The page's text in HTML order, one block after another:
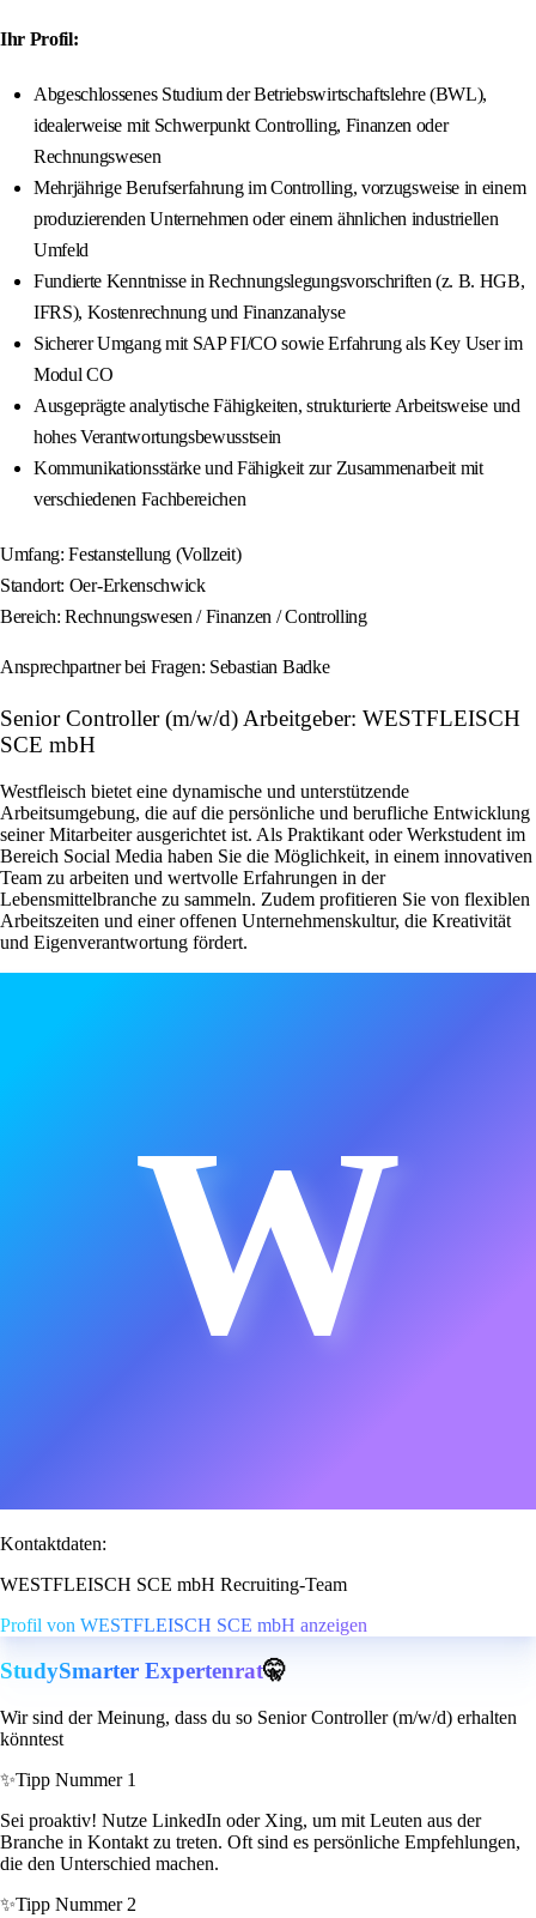
Ihr Profil:
Abgeschlossenes Studium der Betriebswirtschaftslehre (BWL),
idealerweise mit Schwerpunkt Controlling, Finanzen oder
Rechnungswesen
Mehrjährige Berufserfahrung im Controlling, vorzugsweise in einem
produzierenden Unternehmen oder einem ähnlichen industriellen
Umfeld
Fundierte Kenntnisse in Rechnungslegungsvorschriften (z. B. HGB,
IFRS), Kostenrechnung und Finanzanalyse
Sicherer Umgang mit SAP FI/CO sowie Erfahrung als Key User im
Modul CO
Ausgeprägte analytische Fähigkeiten, strukturierte Arbeitsweise und
hohes Verantwortungsbewusstsein
Kommunikationsstärke und Fähigkeit zur Zusammenarbeit mit
verschiedenen Fachbereichen
Umfang: Festanstellung (Vollzeit)
Standort: Oer-Erkenschwick
Bereich: Rechnungswesen / Finanzen / Controlling
Ansprechpartner bei Fragen: Sebastian Badke
Senior Controller (m/w/d) Arbeitgeber: WESTFLEISCH
SCE mbH
Westfleisch bietet eine dynamische und unterstützende
Arbeitsumgebung, die auf die persönliche und berufliche Entwicklung
seiner Mitarbeiter ausgerichtet ist. Als Praktikant oder Werkstudent im
Bereich Social Media haben Sie die Möglichkeit, in einem innovativen
Team zu arbeiten und wertvolle Erfahrungen in der
Lebensmittelbranche zu sammeln. Zudem profitieren Sie von flexiblen
Arbeitszeiten und einer offenen Unternehmenskultur, die Kreativität
und Eigenverantwortung fördert.
W
Kontaktdaten:
WESTFLEISCH SCE mbH Recruiting-Team
Profil von WESTFLEISCH SCE mbH anzeigen
StudySmarter Expertenrat🤫
Wir sind der Meinung, dass du so Senior Controller (m/w/d) erhalten
könntest
✨Tipp Nummer 1
Sei proaktiv! Nutze LinkedIn oder Xing, um mit Leuten aus der
Branche in Kontakt zu treten. Oft sind es persönliche Empfehlungen,
die den Unterschied machen.
✨Tipp Nummer 2